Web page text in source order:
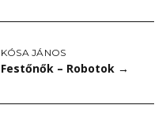
KÓSA JÁNOS
Festőnők – Robotok →